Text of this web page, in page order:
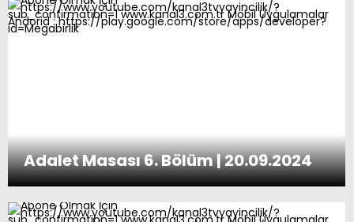
Adalet Masası 6. Bölüm | 20.09.2024